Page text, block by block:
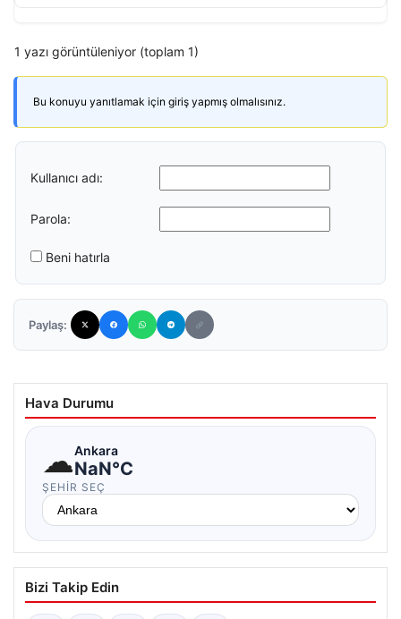
1 yazı görüntüleniyor (toplam 1)
Bu konuyu yanıtlamak için giriş yapmış olmalısınız.
Kullanıcı adı:
Parola:
Beni hatırla
Paylaş:
Hava Durumu
☁Ankara
NaN°C
ŞEHIR SEÇ
Bizi Takip Edin